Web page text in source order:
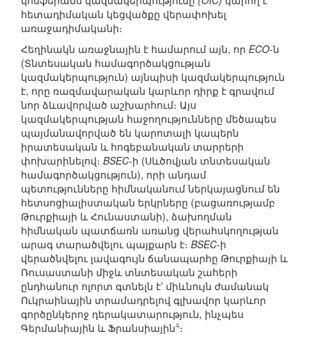
հետադիմական կեցվածքը վերափոխել
առաջադիմականի։
Հեղինակն առաջնային է համարում այն, որ ECO-ն
(Տնտեսական համագործակցության
կազմակերպություն) այնպիսի կազմակերպություն
է, որը ռազմավարական կարևոր դիրք է գրավում
նոր ձևավորված աշխարհում։ Այս
կազմակերպության հաջողությունները մեծապես
պայմանավորված են կարոտալի կապերն
իրատեսական և հոգեբանական տարրերի
փոխարինելով։ BSEC-ի (Սևծովյան տնտեսական
համագործակցություն), որի անդամ
պետությունները հիմնականում ներկայացնում են
հետսոցիալիստական երկրները (բացառությամբ
Թուրքիայի և Հունաստանի), ձախողման
հիմնական պատճառն առանց վերահսկողության
արագ տարածվելու պայքարն է։ BSEC-ի
վերածնվելու լավագույն ճանապարհը Թուրքիայի և
Ռուսաստանի միջև տնտեսական շահերի
ընդհանուր ոլորտ գտնելն է՝ միևնույն ժամանակ
Ուկրաինային տրամադրելով գլխավոր կարևոր
գործընկերոջ դերակատարություն, ինչպես
Գերմանիային և Ֆրանսիային4։